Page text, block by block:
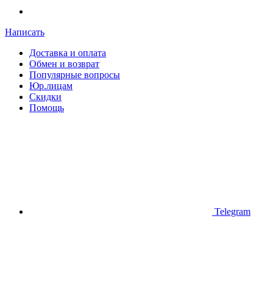
Написать
Доставка и оплата
Обмен и возврат
Популярные вопросы
Юр.лицам
Скидки
Помощь
Telegram